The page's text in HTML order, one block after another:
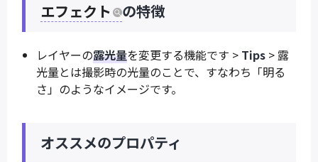
エフェクト の特徴
レイヤーの露光量を変更する機能です > Tips > 露
光量とは撮影時の光量のことで、すなわち「明る
さ」のようなイメージです。
オススメのプロパティ